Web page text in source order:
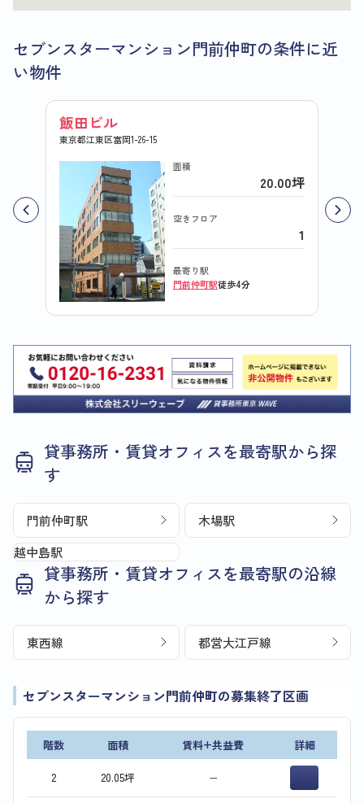
セブンスターマンション門前仲町の条件に近
い物件
飯田ビル
東京都江東区富岡1-26-15
面積
20.00坪
空きフロア
1
最寄り駅
門前仲町駅徒歩4分
貸事務所・賃貸オフィスを最寄駅から探
す
門前仲町駅
木場駅
越中島駅
貸事務所・賃貸オフィスを最寄駅の沿線
から探す
東西線 都営大江戸線
セブンスターマンション門前仲町の募集終了区画
階数 面積 賃料+共益費 詳細
2 20.05坪 −